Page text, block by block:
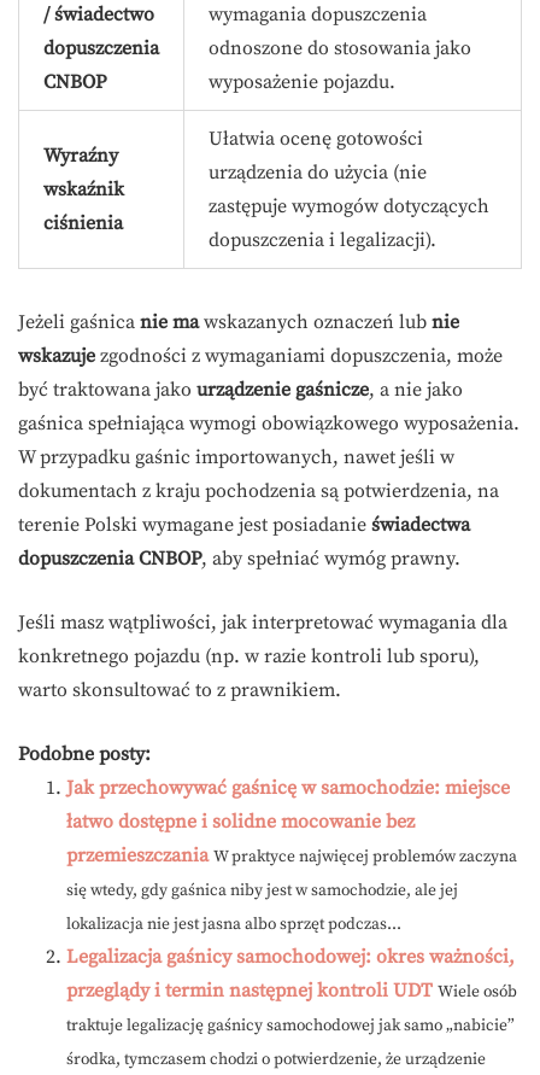
/ świadectwo
dopuszczenia
CNBOP
wymagania dopuszczenia
odnoszone do stosowania jako
wyposażenie pojazdu.
Wyraźny
wskaźnik
ciśnienia
Ułatwia ocenę gotowości
urządzenia do użycia (nie
zastępuje wymogów dotyczących
dopuszczenia i legalizacji).
Jeżeli gaśnica nie mawskazanych oznaczeń lub nie
wskazuje zgodności z wymaganiami dopuszczenia, może
być traktowana jako urządzenie gaśnicze, a nie jako
gaśnica spełniająca wymogi obowiązkowego wyposażenia.
W przypadku gaśnic importowanych, nawet jeśli w
dokumentach z kraju pochodzenia są potwierdzenia, na
terenie Polski wymagane jest posiadanie świadectwa
dopuszczenia CNBOP, aby spełniać wymóg prawny.
Jeśli masz wątpliwości, jak interpretować wymagania dla
konkretnego pojazdu (np. w razie kontroli lub sporu),
warto skonsultować to z prawnikiem.
Podobne posty:
Jak przechowywać gaśnicę w samochodzie: miejsce
łatwo dostępne i solidne mocowanie bez
przemieszczania W praktyce najwięcej problemów zaczyna
się wtedy, gdy gaśnica niby jest w samochodzie, ale jej
lokalizacja nie jest jasna albo sprzęt podczas...
Legalizacja gaśnicy samochodowej: okres ważności,
przeglądy i termin następnej kontroli UDT Wiele osób
traktuje legalizację gaśnicy samochodowej jak samo „nabicie”
środka, tymczasem chodzi o potwierdzenie, że urządzenie